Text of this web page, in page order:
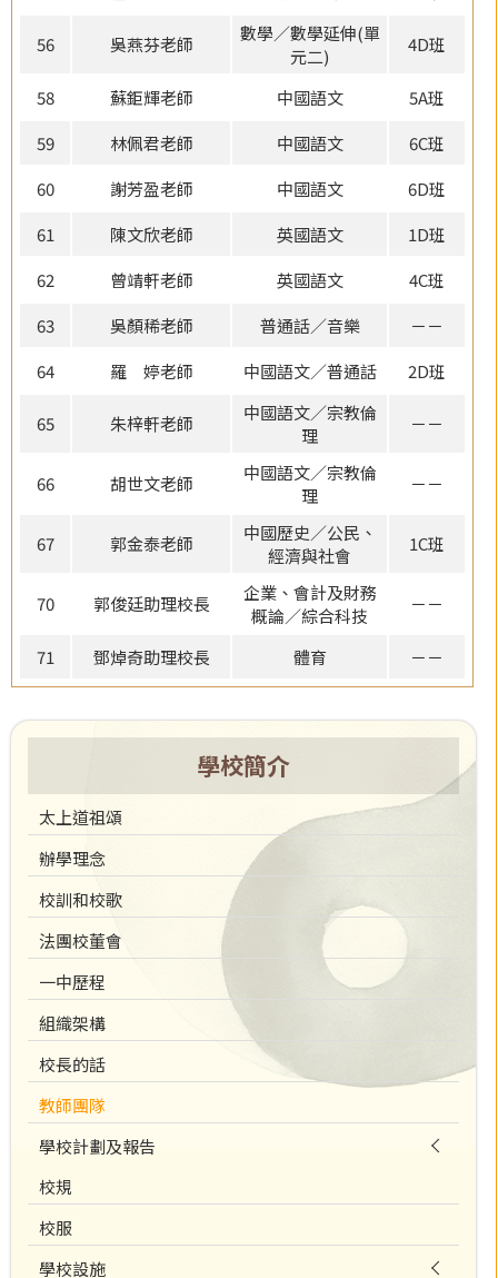
56 吳燕芬老師
數學／數學延伸(單
元二)
4D班
58 蘇鉅輝老師 中國語文
5A班
59
林佩君老師 中國語文
6C班
60
謝芳盈老師 中國語文
6D班
61
陳文欣老師 英國語文
1D班
62
曾靖軒老師 英國語文
4C班
63
吳顏稀老師 普通話／音樂
－－
64
羅 婷老師 中國語文／普通話 2D班
65 朱梓軒老師
中國語文／宗教倫
理
－－
66 胡世文老師
中國語文／宗教倫
理
－－
67 郭金泰老師
中國歷史／公民、
經濟與社會
1C班
70 郭俊廷助理校長
企業、會計及財務
概論／綜合科技
－－
71 鄧焯奇助理校長 體育 －－
學校簡介
太上道祖頌
辦學理念
校訓和校歌
法團校董會
一中歷程
組織架構
校長的話
教師團隊
學校計劃及報告
校規
校服
學校設施